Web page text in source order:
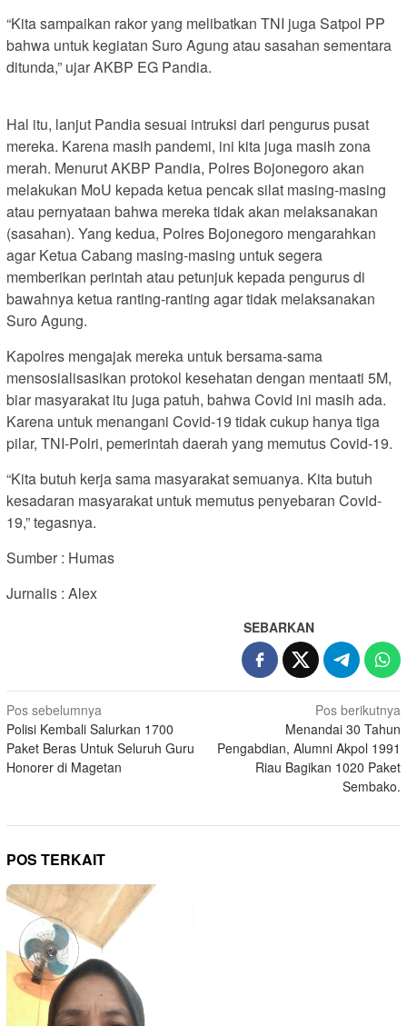
“Kita sampaikan rakor yang melibatkan TNI juga Satpol PP
bahwa untuk kegiatan Suro Agung atau sasahan sementara
ditunda,” ujar AKBP EG Pandia.
Hal itu, lanjut Pandia sesuai intruksi dari pengurus pusat
mereka. Karena masih pandemi, ini kita juga masih zona
merah. Menurut AKBP Pandia, Polres Bojonegoro akan
melakukan MoU kepada ketua pencak silat masing-masing
atau pernyataan bahwa mereka tidak akan melaksanakan
(sasahan). Yang kedua, Polres Bojonegoro mengarahkan
agar Ketua Cabang masing-masing untuk segera
memberikan perintah atau petunjuk kepada pengurus di
bawahnya ketua ranting-ranting agar tidak melaksanakan
Suro Agung.
Kapolres mengajak mereka untuk bersama-sama
mensosialisasikan protokol kesehatan dengan mentaati 5M,
biar masyarakat itu juga patuh, bahwa Covid ini masih ada.
Karena untuk menangani Covid-19 tidak cukup hanya tiga
pilar, TNI-Polri, pemerintah daerah yang memutus Covid-19.
“Kita butuh kerja sama masyarakat semuanya. Kita butuh
kesadaran masyarakat untuk memutus penyebaran Covid-
19,” tegasnya.
Sumber : Humas
Jurnalis : Alex
SEBARKAN
Navigasi
pos
Pos sebelumnya
Polisi Kembali Salurkan 1700
Paket Beras Untuk Seluruh Guru
Honorer di Magetan
Pos berikutnya
Menandai 30 Tahun
Pengabdian, Alumni Akpol 1991
Riau Bagikan 1020 Paket
Sembako.
POS TERKAIT